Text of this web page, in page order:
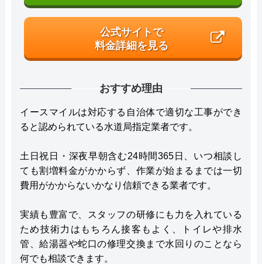
公式サイトで
料金詳細を見る
おすすめ理由
イースマイルは対応する自治体で適切な工事ができ
ると認められている水道局指定業者です。
土日祝日・深夜早朝含む24時間365日、いつ相談し
ても割増料金がかからず、作業が始まるまでは一切
費用がかからないかなり信頼できる業者です。
実績も豊富で、スタッフの研修にも力を入れている
ため技術力はもちろん接客もよく、トイレや排水
管、給湯器や蛇口の修理交換まで水回りのことなら
何でも相談できます。